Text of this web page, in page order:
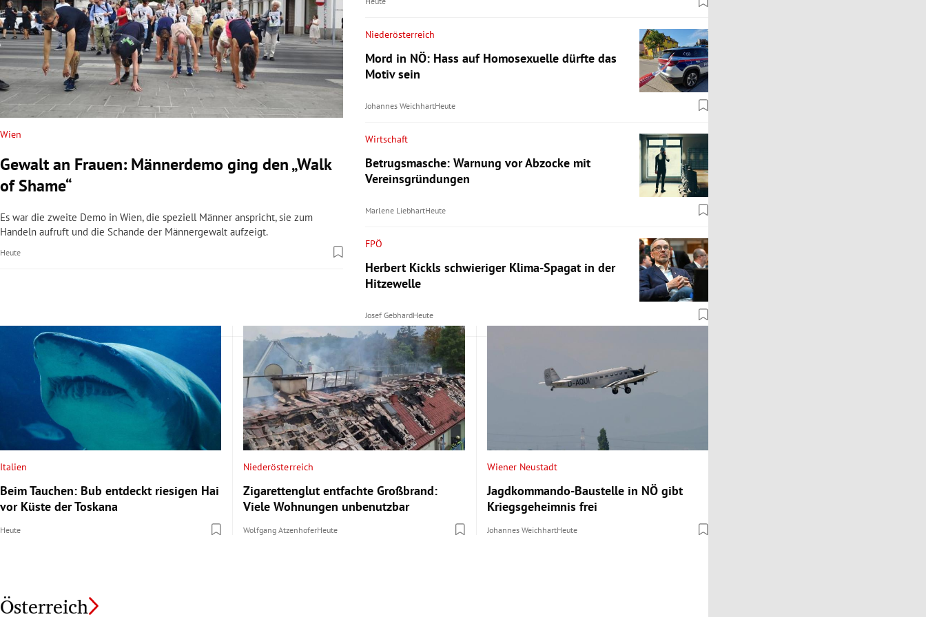
Wien
Gewalt an Frauen: Männerdemo ging den „Walk
of Shame“
Es war die zweite Demo in Wien, die speziell Männer anspricht, sie zum
Handeln aufruft und die Schande der Männergewalt aufzeigt.
Heute
Niederösterreich
Mord in NÖ: Hass auf Homosexuelle dürfte das
Motiv sein
Johannes WeichhartHeute
Wirtschaft
Betrugsmasche: Warnung vor Abzocke mit
Vereinsgründungen
Marlene LiebhartHeute
FPÖ
Herbert Kickls schwieriger Klima-Spagat in der
Hitzewelle
Josef GebhardHeute
Italien
Beim Tauchen: Bub entdeckt riesigen Hai
vor Küste der Toskana
Heute
Niederösterreich
Zigarettenglut entfachte Großbrand:
Viele Wohnungen unbenutzbar
Wolfgang AtzenhoferHeute
Wiener Neustadt
Jagdkommando-Baustelle in NÖ gibt
Kriegsgeheimnis frei
Johannes WeichhartHeute
Österreich